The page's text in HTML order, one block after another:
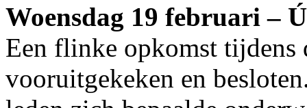
Woensdag 19 februari –
Een flinke opkomst tijdens
vooruitgekeken en